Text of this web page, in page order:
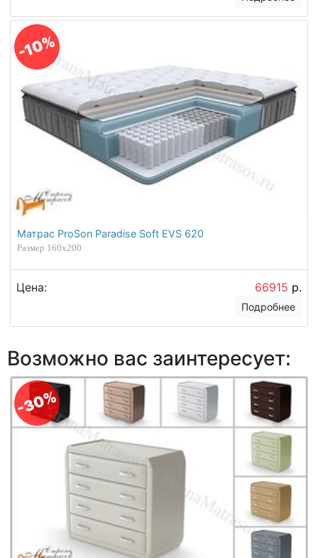
-10%
Матрас ProSon Paradise Soft EVS 620
Размер 160х200
Цена: 66915 р.
Подробнее
Возможно вас заинтересует:
-30%